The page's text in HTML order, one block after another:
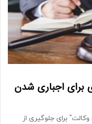
اجباری شدن
برای جلوگیری از